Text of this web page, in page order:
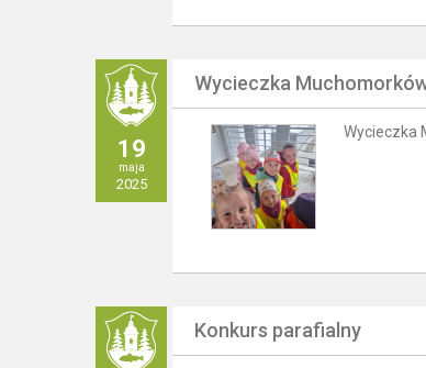
19
maja
2025
Wycieczka
Wycieczka
Konkurs parafialny